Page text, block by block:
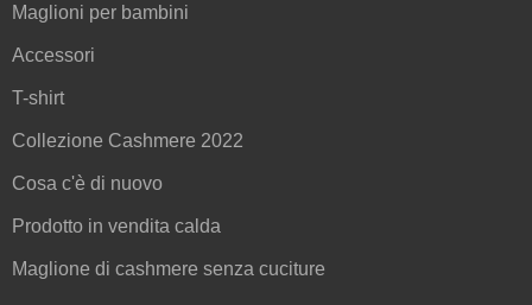
Maglioni per bambini
Accessori
T-shirt
Collezione Cashmere 2022
Cosa c'è di nuovo
Prodotto in vendita calda
Maglione di cashmere senza cuciture